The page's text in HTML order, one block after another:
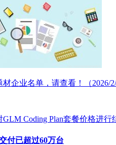
企业名单，请查看！（2026/2/
GLM Coding Plan套餐价格进行
付已超过60万台